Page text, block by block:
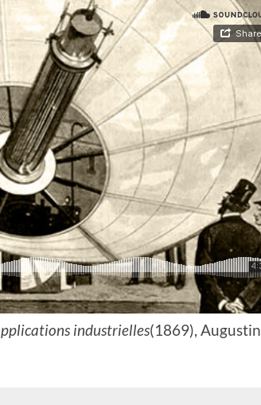
industrielles(1869), Augustin